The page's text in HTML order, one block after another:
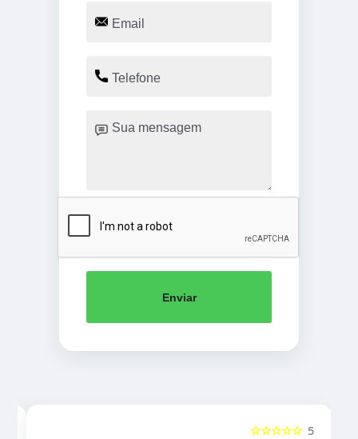
Enviar
5
☆☆☆☆☆